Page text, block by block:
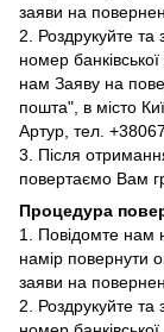
заяви на
2. Роздрукуйте та
номер
нам Заяву на
пошта", в місто
Артур, тел.
3. Після
повертаємо Вам
Процедура
1. Повідомте нам
намір повернути
заяви на
2. Роздрукуйте та